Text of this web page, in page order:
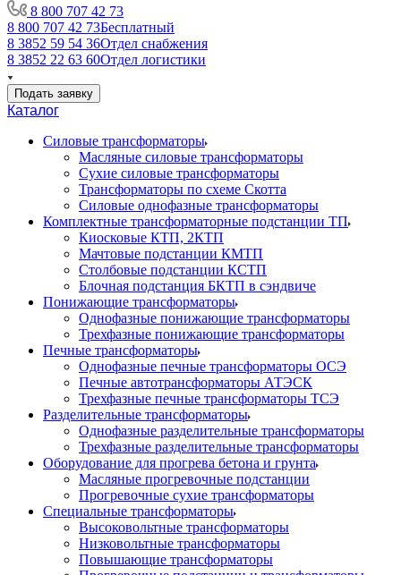
8 800 707 42 73
8 800 707 42 73Бесплатный
8 3852 59 54 36Отдел снабжения
8 3852 22 63 60Отдел логистики
Подать заявку
Каталог
Силовые трансформаторы
Масляные силовые трансформаторы
Сухие силовые трансформаторы
Трансформаторы по схеме Скотта
Силовые однофазные трансформаторы
Комплектные трансформаторные подстанции ТП
Киосковые КТП, 2КТП
Мачтовые подстанции КМТП
Столбовые подстанции КСТП
Блочная подстанция БКТП в сэндвиче
Понижающие трансформаторы
Однофазные понижающие трансформаторы
Трехфазные понижающие трансформаторы
Печные трансформаторы
Однофазные печные трансформаторы ОСЭ
Печные автотрансформаторы АТЭСК
Трехфазные печные трансформаторы ТСЭ
Разделительные трансформаторы
Однофазные разделительные трансформаторы
Трехфазные разделительные трансформаторы
Оборудование для прогрева бетона и грунта
Масляные прогревочные подстанции
Прогревочные сухие трансформаторы
Специальные трансформаторы
Высоковольтные трансформаторы
Низковольтные трансформаторы
Повышающие трансформаторы